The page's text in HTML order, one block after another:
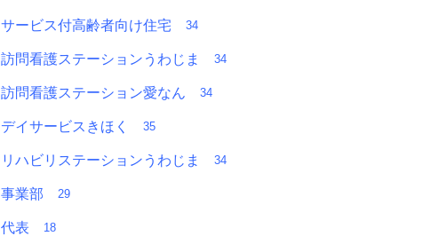
サービス付高齢者向け住宅 34
訪問看護ステーションうわじま 34
訪問看護ステーション愛なん 34
デイサービスきほく 35
リハビリステーションうわじま 34
事業部 29
代表 18